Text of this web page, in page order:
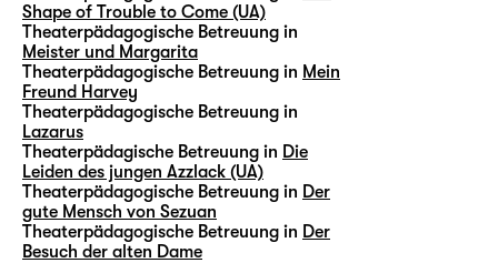
Shape of Trouble to Come (UA)
Theaterpädagogische Betreuung in
Meister und Margarita
Theaterpädagogische Betreuung in Mein
Freund Harvey
Theaterpädagogische Betreuung in
Lazarus
Theaterpädagische Betreuung in Die
Leiden des jungen Azzlack (UA)
Theaterpädagogische Betreuung in Der
gute Mensch von Sezuan
Theaterpädagogische Betreuung in Der
Besuch der alten Dame